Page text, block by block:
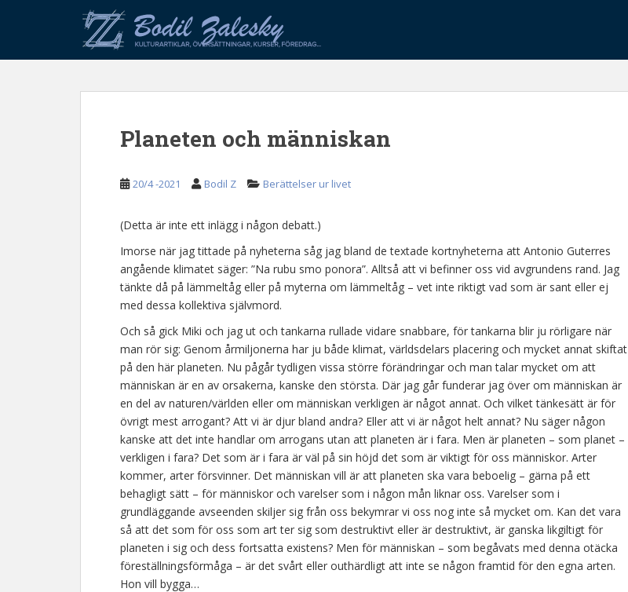
p
Planeten och människan
20/4 -2021 Bodil Z Berättelser ur livet
(Detta är inte ett inlägg i någon debatt.)
Imorse när jag tittade på nyheterna såg jag bland de textade kortnyheterna att Antonio Guterres
angående klimatet säger: ”Na rubu smo ponora”. Alltså att vi befinner oss vid avgrundens rand. Jag
tänkte då på lämmeltåg eller på myterna om lämmeltåg – vet inte riktigt vad som är sant eller ej
med dessa kollektiva självmord.
Och så gick Miki och jag ut och tankarna rullade vidare snabbare, för tankarna blir ju rörligare när
man rör sig: Genom årmiljonerna har ju både klimat, världsdelars placering och mycket annat skiftat
på den här planeten. Nu pågår tydligen vissa större förändringar och man talar mycket om att
människan är en av orsakerna, kanske den största. Där jag går funderar jag över om människan är
en del av naturen/världen eller om människan verkligen är något annat. Och vilket tänkesätt är för
övrigt mest arrogant? Att vi är djur bland andra? Eller att vi är något helt annat? Nu säger någon
kanske att det inte handlar om arrogans utan att planeten är i fara. Men är planeten – som planet –
verkligen i fara? Det som är i fara är väl på sin höjd det som är viktigt för oss människor. Arter
kommer, arter försvinner. Det människan vill är att planeten ska vara beboelig – gärna på ett
behagligt sätt – för människor och varelser som i någon mån liknar oss. Varelser som i
grundläggande avseenden skiljer sig från oss bekymrar vi oss nog inte så mycket om. Kan det vara
så att det som för oss som art ter sig som destruktivt eller är destruktivt, är ganska likgiltigt för
planeten i sig och dess fortsatta existens? Men för människan – som begåvats med denna otäcka
föreställningsförmåga – är det svårt eller outhärdligt att inte se någon framtid för den egna arten.
Hon vill bygga…